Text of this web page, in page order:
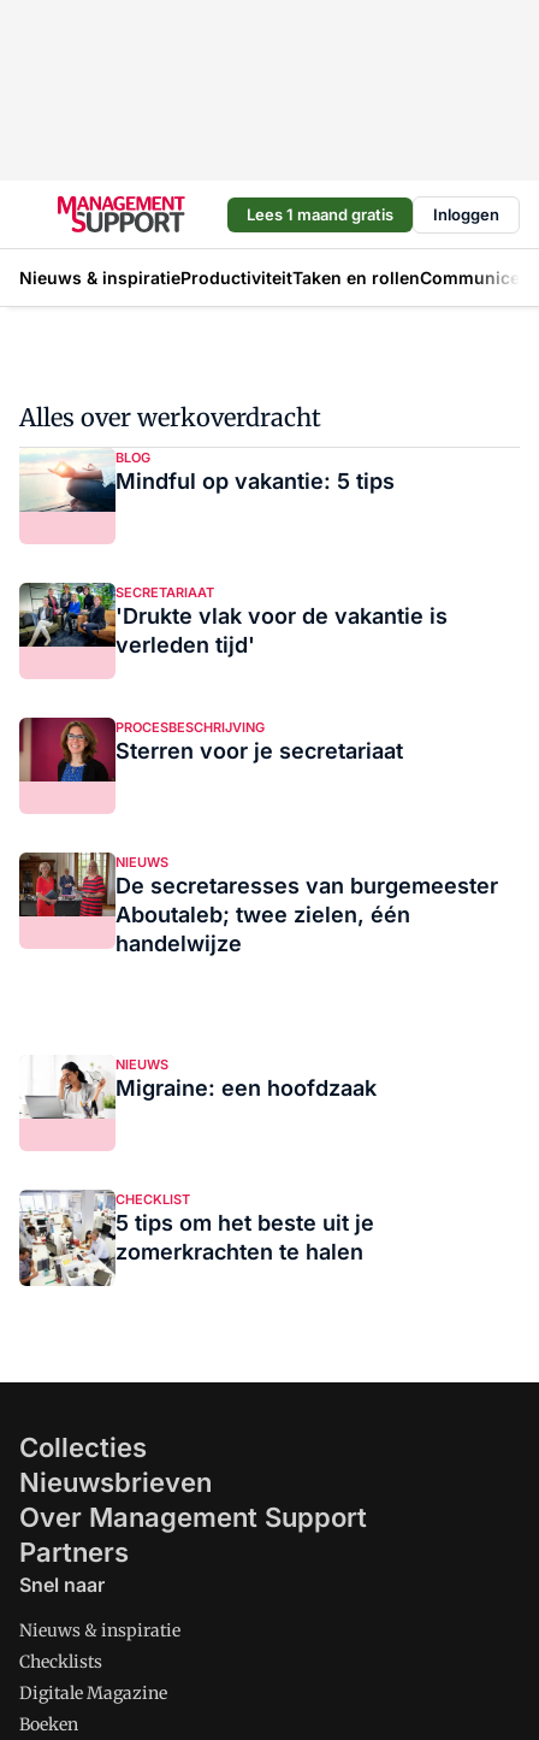
Lees 1 maand gratis Inloggen
Nieuws & inspiratieProductiviteitTaken en rollen
Alles over werkoverdracht
BLOG
Mindful op vakantie: 5 tips
SECRETARIAAT
'Drukte vlak voor de vakantie is
verleden tijd'
PROCESBESCHRIJVING
Sterren voor je secretariaat
NIEUWS
De secretaresses van burgemeester
Aboutaleb; twee zielen, één
handelwijze
NIEUWS
Migraine: een hoofdzaak
CHECKLIST
5 tips om het beste uit je
zomerkrachten te halen
Collecties
Nieuwsbrieven
Over Management Support
Partners
Snel naar
Nieuws & inspiratie
Checklists
Digitale Magazine
Boeken